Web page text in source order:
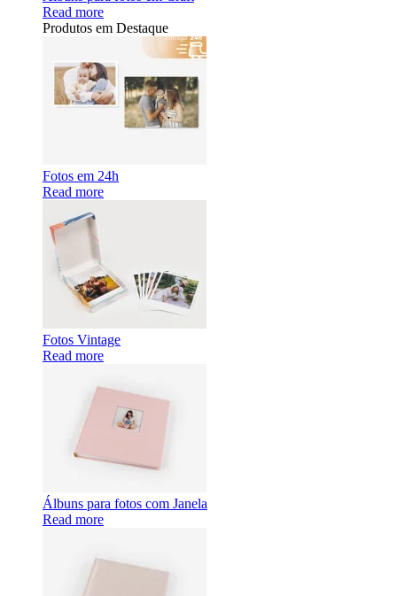
Read more
Produtos em Destaque
Fotos em 24h
Read more
Fotos Vintage
Read more
Álbuns para fotos com Janela
Read more